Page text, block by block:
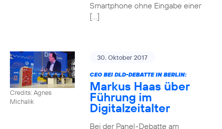
Smartphone ohne Eingabe einer
[…]
Credits: Agnes
Michalik
30. Oktober 2017
CEO BEI DLD-DEBATTE IN BERLIN:
Markus Haas über
Führung im
Digitalzeitalter
Bei der Panel-Debatte am